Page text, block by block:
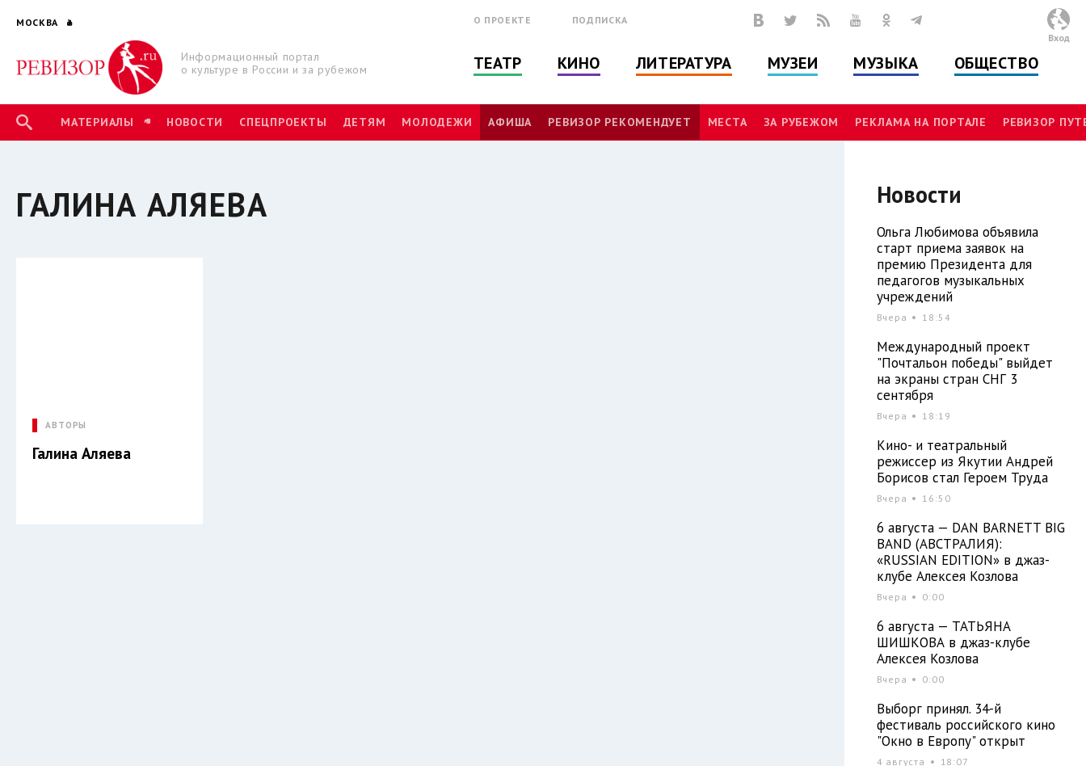
МОСКВА
Информационный портал
о культуре в России и за рубежом
О ПРОЕКТЕ ПОДПИСКА
ТЕАТР КИНО ЛИТЕРАТУРА МУЗЕИ МУЗЫКА ОБЩЕСТВО
Вход
МАТЕРИАЛЫ НОВОСТИ СПЕЦПРОЕКТЫ ДЕТЯМ МОЛОДЕЖИ АФИША РЕВИЗОР РЕКОМЕНДУЕТ МЕСТА ЗА РУБЕЖОМ РЕКЛАМА НА ПОРТАЛЕ РЕВИЗОР
ГАЛИНА АЛЯЕВА
АВТОРЫ
Галина Аляева
Новости
Ольга Любимова объявила
старт приема заявок на
премию Президента для
педагогов музыкальных
учреждений
Вчера 18:54
Международный проект
"Почтальон победы" выйдет
на экраны стран СНГ 3
сентября
Вчера 18:19
Кино- и театральный
режиссер из Якутии Андрей
Борисов стал Героем Труда
Вчера 16:50
6 августа — DAN BARNETT BIG
BAND (АВСТРАЛИЯ):
«RUSSIAN EDITION» в джаз-
клубе Алексея Козлова
Вчера 0:00
6 августа — ТАТЬЯНА
ШИШКОВА в джаз-клубе
Алексея Козлова
Вчера 0:00
Выборг принял. 34-й
фестиваль российского кино
"Окно в Европу" открыт
4 августа 18:07